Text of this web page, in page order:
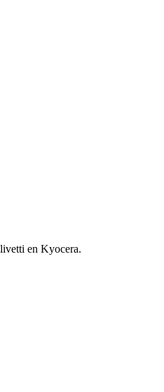
en Kyocera.